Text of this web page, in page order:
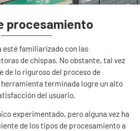
procesamiento
esté familiarizado con las
de chispas. No obstante, tal vez
de lo riguroso del proceso de
terminada logre un alto
del usuario.
experimentado, pero alguna vez ha
de los tipos de procesamiento a